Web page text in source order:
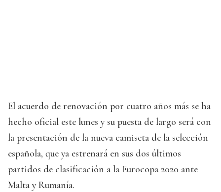
El acuerdo de renovación por cuatro años más se ha
hecho oficial este lunes y su puesta de largo será con
la presentación de la nueva camiseta de la selección
española, que ya estrenará en sus dos últimos
partidos de clasificación a la Eurocopa 2020 ante
Malta y Rumanía.